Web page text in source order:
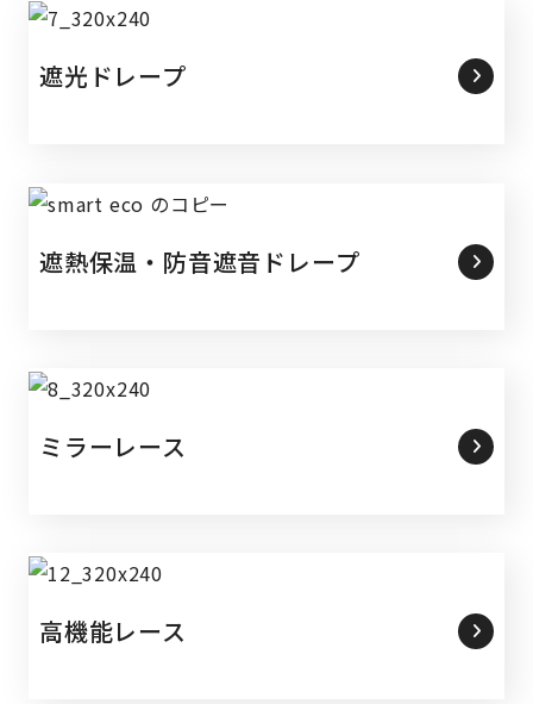
遮光ドレープ
遮熱保温・防音遮音ドレープ
ミラーレース
高機能レース